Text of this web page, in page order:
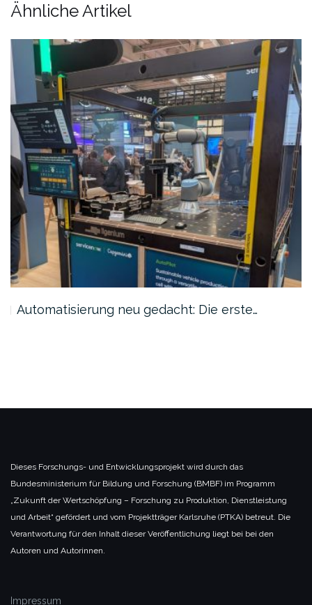
Ähnliche Artikel
Automatisierung neu gedacht: Die erste…
Dieses Forschungs- und Entwicklungsprojekt wird durch das
Bundesministerium für Bildung und Forschung (BMBF) im Programm
„Zukunft der Wertschöpfung – Forschung zu Produktion, Dienstleistung
und Arbeit“ gefördert und vom Projektträger Karlsruhe (PTKA) betreut. Die
Verantwortung für den Inhalt dieser Veröffentlichung liegt bei bei den
Autoren und Autorinnen.
Impressum